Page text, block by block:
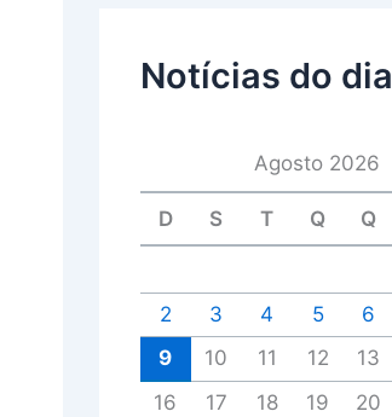
Notícias do dia
Agosto 2026
D S T Q Q
2
3 4 5 6
9
10 11 12 13
16
17 18 19 20